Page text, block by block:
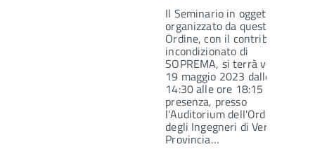
Il Seminario in oggetto,
organizzato da questo
Ordine, con il contributo
incondizionato di
SOPREMA, si terrà venerdì
19 maggio 2023 dalle ore
14:30 alle ore 18:15 in
presenza, presso
l'Auditorium dell'Ordine
degli Ingegneri di Verona e
Provincia…